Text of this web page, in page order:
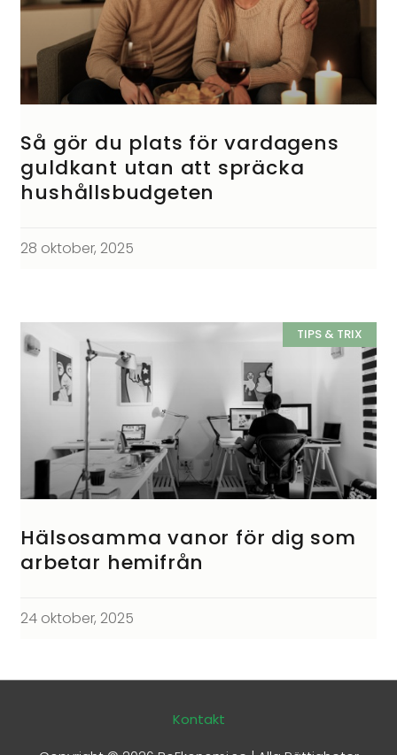
Så gör du plats för vardagens
guldkant utan att spräcka
hushållsbudgeten
28 oktober, 2025
TIPS & TRIX
Hälsosamma vanor för dig som
arbetar hemifrån
24 oktober, 2025
Kontakt